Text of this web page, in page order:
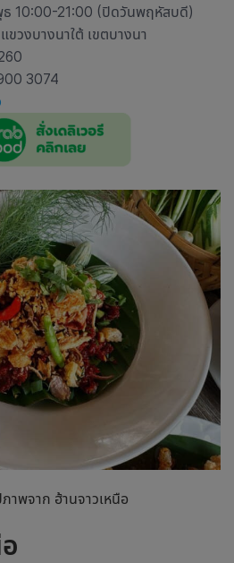
ธ 10:00-21:00 (ปิดวันพฤหัสบดี)
วงบางนาใต้ เขตบางนา
3074
พจาก ฮ้านจาวเหนือ